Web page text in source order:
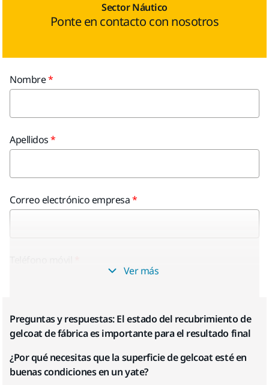
Sector Náutico
Ponte en contacto con nosotros
Nombre
Apellidos
Correo electrónico empresa
Puesto que las Solicitudes de Información sin compromiso
están destinadas exclusivamente a empresas, rogamos nos
Nombre de Empresa
Ver más
Preguntas y respuestas: El estado del recubrimiento de
gelcoat de fábrica es importante para el resultado final
¿Por qué necesitas que la superficie de gelcoat esté en
buenas condiciones en un yate?